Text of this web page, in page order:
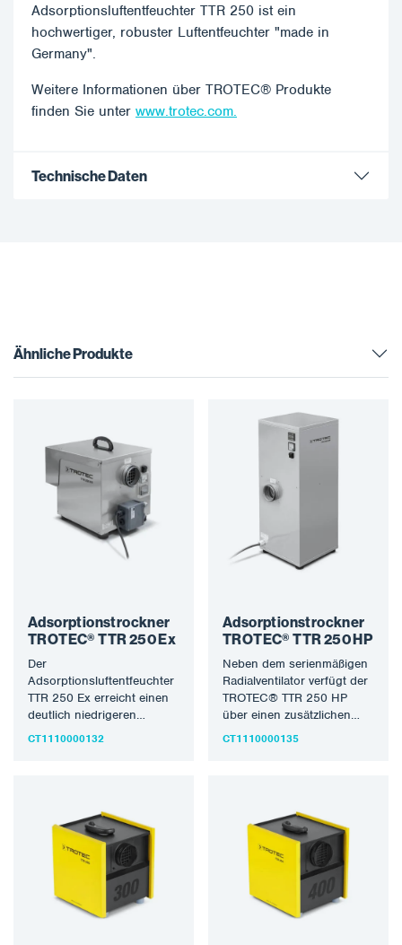
Adsorptionsluftentfeuchter TTR 250 ist ein
hochwertiger, robuster Luftentfeuchter "made in
Germany".
Weitere Informationen über TROTEC® Produkte
finden Sie unter www.trotec.com.
Technische Daten
Ähnliche Produkte
Adsorptionstrockner
TROTEC® TTR 250 Ex
Der
Adsorptionsluftentfeuchter
TTR 250 Ex erreicht einen
deutlich niedrigeren
Taupunkt als ein
CT1110000132
Adsorptionstrockner
TROTEC® TTR 250 HP
Neben dem serienmäßigen
Radialventilator verfügt der
TROTEC® TTR 250 HP
über einen zusätzlichen
Booster-Ventilator, der den
CT1110000135